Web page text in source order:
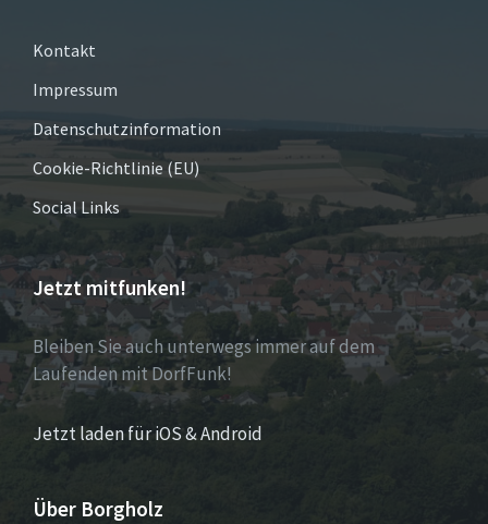
Kontakt
Impressum
Datenschutzinformation
Cookie-Richtlinie (EU)
Social Links
Jetzt mitfunken!
Bleiben Sie auch unterwegs immer auf dem
Laufenden mit DorfFunk!
Jetzt laden für iOS & Android
Über Borgholz